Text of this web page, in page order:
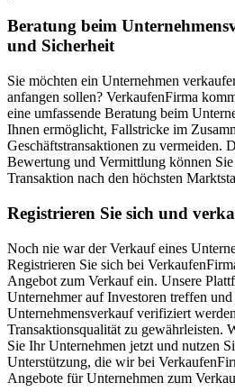
Beratung beim
und Sicherheit
Sie möchten ein Unternehmen
anfangen sollen? VerkaufenFirma
eine umfassende Beratung beim
Ihnen ermöglicht, Fallstricke im
Geschäftstransaktionen zu vermeiden.
Bewertung und Vermittlung können Sie
Transaktion nach den höchsten
Registrieren Sie sich und
Noch nie war der Verkauf eines
Registrieren Sie sich bei
Angebot zum Verkauf ein. Unsere
Unternehmer auf Investoren treffen
Unternehmensverkauf verifiziert
Transaktionsqualität zu gewährleisten.
Sie Ihr Unternehmen jetzt und nutzen
Unterstützung, die wir bei
Angebote für Unternehmen zum